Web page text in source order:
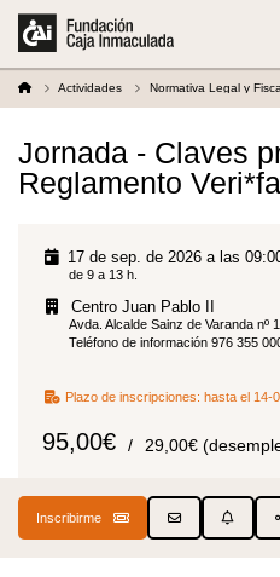
Actividades Normativa Legal y
Jornada - Claves
Reglamento
17 de sep. de 2026 a las
de 9 a 13 h.
Centro Juan Pablo II
Avda. Alcalde Sainz de Varanda nº
Teléfono de información 976 355
Plazo de inscripciones: hasta el 14-
95,00€ 29,00€
Inscribirme